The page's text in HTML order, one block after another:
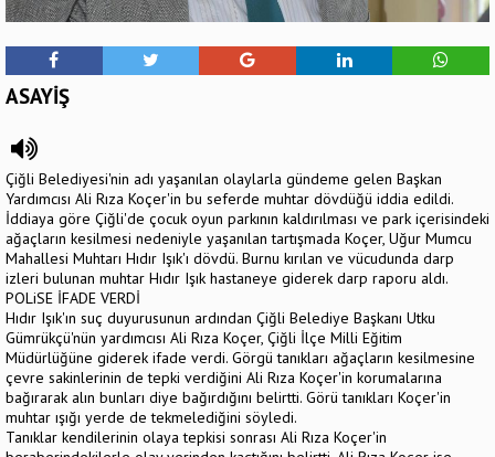
ASAYİŞ
Çiğli Belediyesi'nin adı yaşanılan olaylarla gündeme gelen Başkan
Yardımcısı Ali Rıza Koçer'in bu seferde muhtar dövdüğü iddia edildi.
İddiaya göre Çiğli'de çocuk oyun parkının kaldırılması ve park içerisindeki
ağaçların kesilmesi nedeniyle yaşanılan tartışmada Koçer, Uğur Mumcu
Mahallesi Muhtarı Hıdır Işık'ı dövdü. Burnu kırılan ve vücudunda darp
izleri bulunan muhtar Hıdır Işık hastaneye giderek darp raporu aldı.
POLiSE İFADE VERDİ
Hıdır Işık'ın suç duyurusunun ardından Çiğli Belediye Başkanı Utku
Gümrükçü'nün yardımcısı Ali Rıza Koçer, Çiğli İlçe Milli Eğitim
Müdürlüğüne giderek ifade verdi. Görgü tanıkları ağaçların kesilmesine
çevre sakinlerinin de tepki verdiğini Ali Rıza Koçer'in korumalarına
bağırarak alın bunları diye bağırdığını belirtti. Görü tanıkları Koçer'in
muhtar ışığı yerde de tekmelediğini söyledi.
Tanıklar kendilerinin olaya tepkisi sonrası Ali Rıza Koçer'in